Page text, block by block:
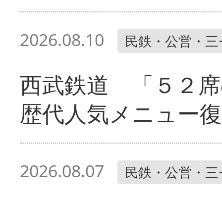
2026.08.10 民鉄・公営・
西武鉄道 「５２
歴代人気メニュー
2026.08.07 民鉄・公営・